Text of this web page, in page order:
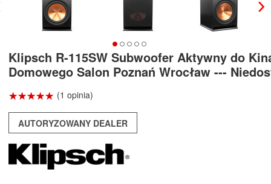
Klipsch R-115SW Subwoofer Aktywny do
Domowego Salon Poznań Wrocław ---
☆☆☆☆☆
★★★★★ (1 opinia)
AUTORYZOWANY DEALER